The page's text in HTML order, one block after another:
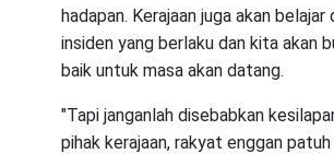
hadapan. Kerajaan juga akan belajar
insiden yang berlaku dan kita akan
baik untuk masa akan datang.
"Tapi janganlah disebabkan
pihak kerajaan, rakyat enggan